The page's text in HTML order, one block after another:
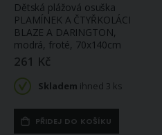
Dětská plážová osuška
PLAMÍNEK A ČTYŘKOLÁCI
BLAZE A DARINGTON,
modrá, froté, 70x140cm
261 Kč
Skladem ihned 3 ks
PŘIDEJ DO KOŠÍKU